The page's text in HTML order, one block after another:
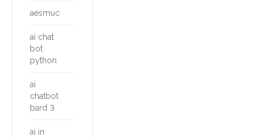
aesmuc
ai chat
bot
python
ai
chatbot
bard 3
ai in